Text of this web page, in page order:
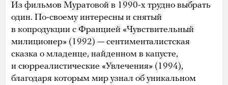
Из фильмов Муратовой в 1990-х трудно выбрать
один. По-своему интересны и снятый
в копродукции с Францией «Чувствительный
милиционер» (1992) — сентименталистская
сказка о младенце, найденном в капусте,
и сюрреалистические «Увлечения» (1994),
благодаря которым мир узнал об уникальном